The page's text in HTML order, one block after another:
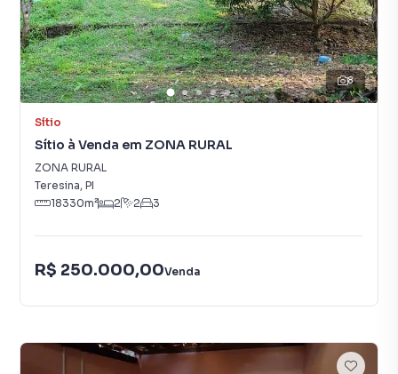
8
Sítio
Sítio à Venda em ZONA RURAL
ZONA RURAL
Teresina, PI
18330m² 2 2 3
R$ 250.000,00Venda